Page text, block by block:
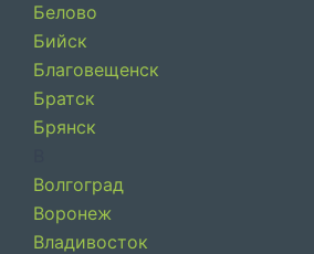
Белово
Бийск
Благовещенск
Братск
Брянск
Волгоград
Воронеж
Владивосток